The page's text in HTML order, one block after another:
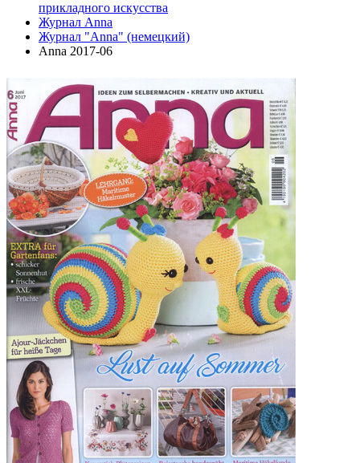
прикладного искусства
Журнал Anna
Журнал "Anna" (немецкий)
Anna 2017-06